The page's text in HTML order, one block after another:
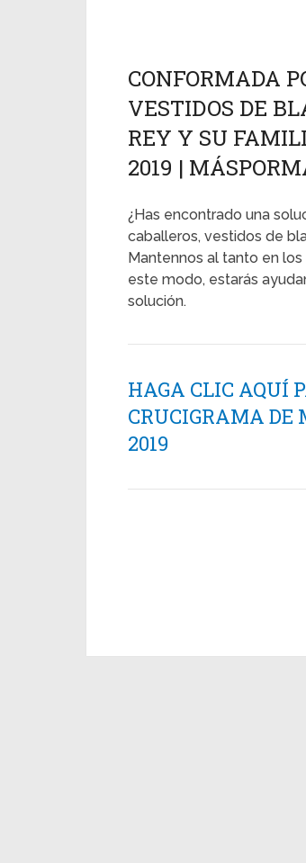
CONFORMADA
VESTIDOS DE
REY Y SU
2019 |
¿Has encontrado una
caballeros, vestidos de
Mantennos al tanto en
este modo, estarás
solución.
HAGA CLIC AQUÍ
CRUCIGRAMA DE
2019